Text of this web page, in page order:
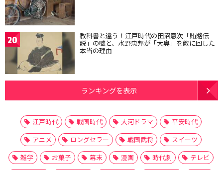
20 教科書と違う！江戸時代の田沼意次「賄賂伝
説」の嘘と、水野忠邦が「大奥」を敵に回した
本当の理由
ランキングを表示
江戸時代 戦国時代 大河ドラマ
平安時代
アニメ
ロングセラー 戦国武将
スイーツ
雑学
お菓子 幕末 漫画 時代劇
テレビ